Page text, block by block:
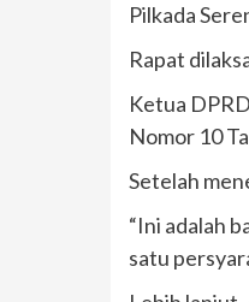
Pilkada
Rapat
Ketua
Nomor 10
Setelah
“Ini adalah
satu